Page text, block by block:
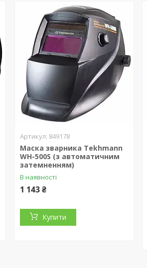
849178
Маска зварника Tekhmann
WH-500S (з автоматичним
затемненням)
В наявності
1 143 ₴
Купити